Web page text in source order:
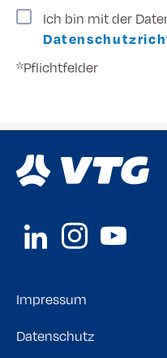
Ich bin mit der
*Pflichtfelder
Impressum
Datenschutz